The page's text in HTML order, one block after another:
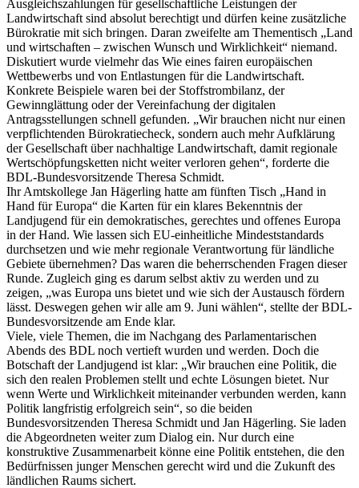
Ausgleichszahlungen für gesellschaftliche Leistungen der
Landwirtschaft sind absolut berechtigt und dürfen keine zusätzliche
Bürokratie mit sich bringen. Daran zweifelte am Thementisch „Land
und wirtschaften – zwischen Wunsch und Wirklichkeit“ niemand.
Diskutiert wurde vielmehr das Wie eines fairen europäischen
Wettbewerbs und von Entlastungen für die Landwirtschaft.
Konkrete Beispiele waren bei der Stoffstrombilanz, der
Gewinnglättung oder der Vereinfachung der digitalen
Antragsstellungen schnell gefunden. „Wir brauchen nicht nur einen
verpflichtenden Bürokratiecheck, sondern auch mehr Aufklärung
der Gesellschaft über nachhaltige Landwirtschaft, damit regionale
Wertschöpfungsketten nicht weiter verloren gehen“, forderte die
BDL-Bundesvorsitzende Theresa Schmidt.
Ihr Amtskollege Jan Hägerling hatte am fünften Tisch „Hand in
Hand für Europa“ die Karten für ein klares Bekenntnis der
Landjugend für ein demokratisches, gerechtes und offenes Europa
in der Hand. Wie lassen sich EU-einheitliche Mindeststandards
durchsetzen und wie mehr regionale Verantwortung für ländliche
Gebiete übernehmen? Das waren die beherrschenden Fragen dieser
Runde. Zugleich ging es darum selbst aktiv zu werden und zu
zeigen, „was Europa uns bietet und wie sich der Austausch fördern
lässt. Deswegen gehen wir alle am 9. Juni wählen“, stellte der BDL-
Bundesvorsitzende am Ende klar.
Viele, viele Themen, die im Nachgang des Parlamentarischen
Abends des BDL noch vertieft wurden und werden. Doch die
Botschaft der Landjugend ist klar: „Wir brauchen eine Politik, die
sich den realen Problemen stellt und echte Lösungen bietet. Nur
wenn Werte und Wirklichkeit miteinander verbunden werden, kann
Politik langfristig erfolgreich sein“, so die beiden
Bundesvorsitzenden Theresa Schmidt und Jan Hägerling. Sie laden
die Abgeordneten weiter zum Dialog ein. Nur durch eine
konstruktive Zusammenarbeit könne eine Politik entstehen, die den
Bedürfnissen junger Menschen gerecht wird und die Zukunft des
ländlichen Raums sichert.